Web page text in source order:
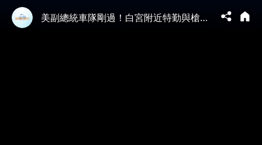
美副總統車隊剛過！白宮附近特勤與槍手交火